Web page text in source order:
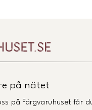
på nätet
på Färgvaruhuset får